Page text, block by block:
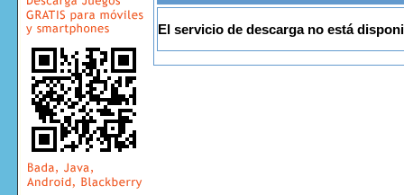
El servicio de descarga no está